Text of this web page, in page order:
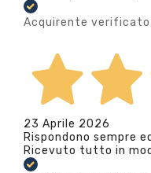
Acquirente verificato
23 Aprile 2026
Rispondono sempre
Ricevuto tutto in